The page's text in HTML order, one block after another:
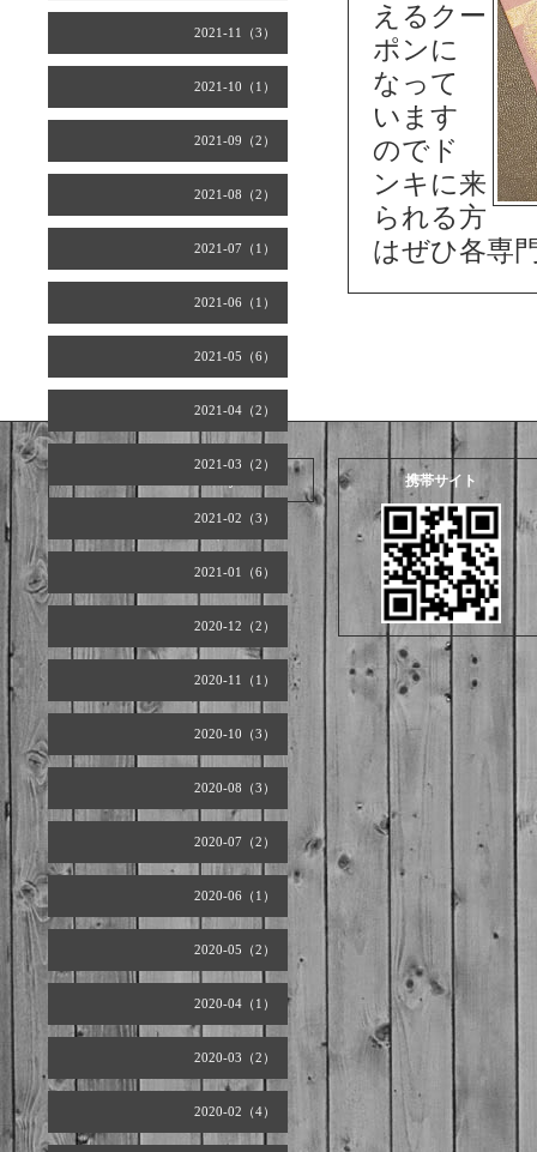
2021-11（3）
2021-10（1）
2021-09（2）
2021-08（2）
2021-07（1）
2021-06（1）
2021-05（6）
2021-04（2）
2021-03（2）
2021-02（3）
2021-01（6）
2020-12（2）
2020-11（1）
2020-10（3）
2020-08（3）
2020-07（2）
2020-06（1）
2020-05（2）
2020-04（1）
2020-03（2）
2020-02（4）
えるクー
ポンに
なって
います
のでド
ンキに来
られる方
はぜひ各専
携帯サイト